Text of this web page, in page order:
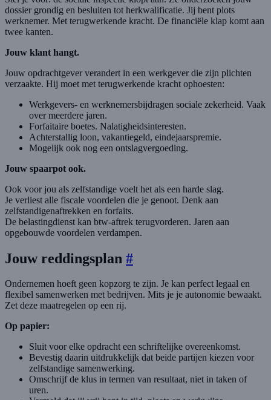
dossier grondig en besluiten tot herkwalificatie. Jij bent plots
werknemer. Met terugwerkende kracht. De financiële klap komt aan
twee kanten.
Jouw klant hangt.
Jouw opdrachtgever verandert in een werkgever die zijn plichten
verzaakte. Hij moet met terugwerkende kracht ophoesten:
Werkgevers- en werknemersbijdragen sociale zekerheid. Vaak
over meerdere jaren.
Forfaitaire boetes. Nalatigheidsinteresten.
Achterstallig loon, vakantiegeld, eindejaarspremie.
Mogelijk ook nog een ontslagvergoeding.
Jouw spaarpot ook.
Ook voor jou als zelfstandige voelt het als een harde slag.
Je verliest alle fiscale voordelen die je genoot. Denk aan
zelfstandigenaftrekken en forfaits.
De belastingdienst kan btw-aftrek terugvorderen. Jaren aan
opgebouwde voordelen verdampen.
Jouw reddingsplan #
Ondernemen hoeft geen kopzorg te zijn. Je kan perfect legaal en
flexibel samenwerken met bedrijven. Mits je je autonomie bewaakt.
Zet deze maatregelen op een rij.
Op papier:
Sluit voor elke opdracht een schriftelijke overeenkomst.
Bevestig daarin uitdrukkelijk dat beide partijen kiezen voor
zelfstandige samenwerking.
Omschrijf de klus in termen van resultaat, niet in taken of
uren.